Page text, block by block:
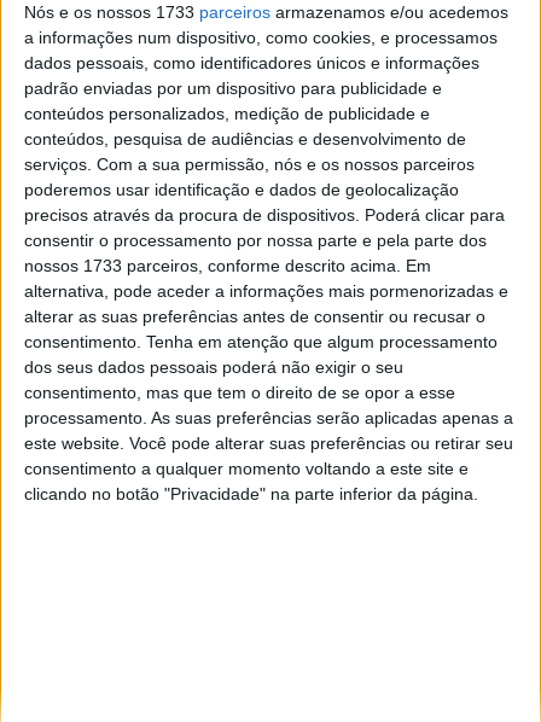
Nós e os nossos 1733 parceiros armazenamos e/ou acedemos
a informações num dispositivo, como cookies, e processamos
dados pessoais, como identificadores únicos e informações
padrão enviadas por um dispositivo para publicidade e
conteúdos personalizados, medição de publicidade e
conteúdos, pesquisa de audiências e desenvolvimento de
serviços. Com a sua permissão, nós e os nossos parceiros
poderemos usar identificação e dados de geolocalização
precisos através da procura de dispositivos. Poderá clicar para
consentir o processamento por nossa parte e pela parte dos
nossos 1733 parceiros, conforme descrito acima. Em
alternativa, pode aceder a informações mais pormenorizadas e
alterar as suas preferências antes de consentir ou recusar o
consentimento. Tenha em atenção que algum processamento
dos seus dados pessoais poderá não exigir o seu
consentimento, mas que tem o direito de se opor a esse
processamento. As suas preferências serão aplicadas apenas a
este website. Você pode alterar suas preferências ou retirar seu
consentimento a qualquer momento voltando a este site e
clicando no botão "Privacidade" na parte inferior da página.
Sobre
Especialistas em automóveis, automobilismo e demais desportos
motorizados há 48 anos.
Informação importante
Ficha técnica
Estatuto editorial
Política de privacidade
Termos e condições